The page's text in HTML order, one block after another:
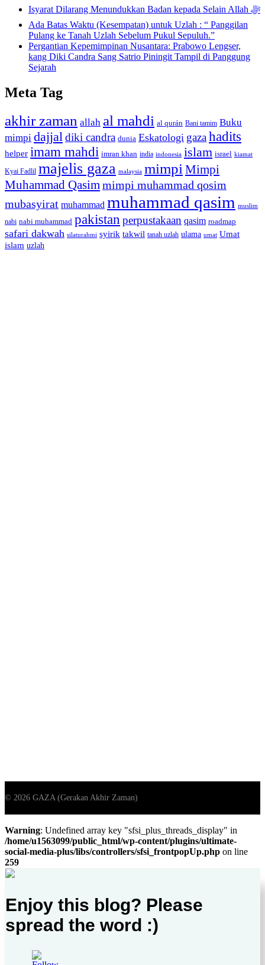
Isyarat Dilarang Menundukkan Badan kepada Selain Allah ﷻ
Ada Batas Waktu (Kesempatan) untuk Uzlah : “ Panggilan
Pulang ke Tanah Uzlah Sebelum Pukul Sepuluh.”
Pergantian Kepemimpinan Nusantara: Prabowo Lengser,
kang Diki Candra Sang Satrio Piningit Tampil di Panggung
Sejarah
Meta Tag
akhir zaman allah al mahdi al qurán Bani tamim Buku
mimpi dajjal diki candra dunia Eskatologi gazahadits
helper imam mahdi imran khan india indonesia islam israel kiamat
Kyai Fadlil majelis gaza malaysia mimpi Mimpi
Muhammad Qasimmimpi muhammad qosim
mubasyirat muhammad muhammad qasim muslim
nabi nabi muhammad pakistan perpustakaan qasim roadmap
safari dakwah silaturahmi syirik takwil tanah uzlah ulama umat Umat
islam uzlah
Warning: Undefined array key "sfsi_plus_threads_display" in
/home/u1563099/public_html/wp-content/plugins/ultimate-
social-media-plus/libs/controllers/sfsi_frontpopUp.php on line
259
Enjoy this blog? Please
spread the word :)